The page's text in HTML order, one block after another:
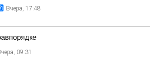
Вчера, 17:48
09:31